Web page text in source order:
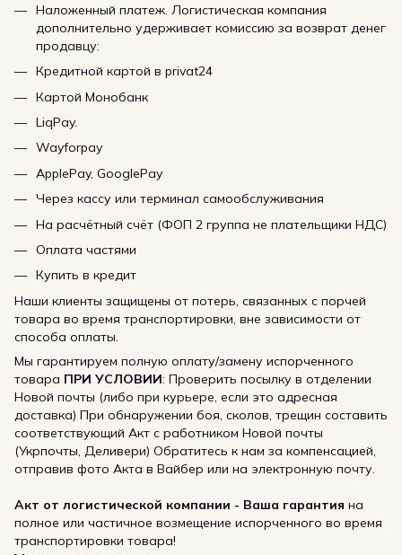
Наложенный платеж. Логистическая компания
дополнительно удерживает комиссию за возврат денег
продавцу:
Кредитной картой в privat24
Картой Монобанк
LiqPay.
Wayforpay
ApplePay, GooglePay
Через кассу или терминал самообслуживания
На расчётный счёт (ФОП 2 группа не плательщики НДС)
Оплата частями
Купить в кредит
Наши клиенты защищены от потерь, связанных с порчей
товара во время транспортировки, вне зависимости от
способа оплаты.
Мы гарантируем полную оплату/замену испорченного
товара ПРИ УСЛОВИИ: Проверить посылку в отделении
Новой почты (либо при курьере, если это адресная
доставка) При обнаружении боя, сколов, трещин составить
соответствующий Акт с работником Новой почты
(Укрпочты, Деливери) Обратитесь к нам за компенсацией,
отправив фото Акта в Вайбер или на электронную почту.
Акт от логистической компании - Ваша гарантия на
полное или частичное возмещение испорченного во время
транспортировки товара!